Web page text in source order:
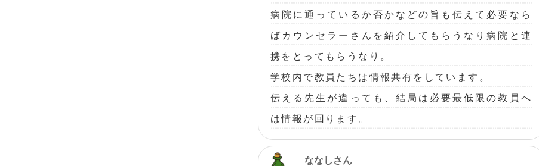
病院に通っているか否かなどの旨も伝えて必要なら
ばカウンセラーさんを紹介してもらうなり病院と連
携をとってもらうなり。
学校内で教員たちは情報共有をしています。
伝える先生が違っても、結局は必要最低限の教員へ
は情報が回ります。
ななしさん